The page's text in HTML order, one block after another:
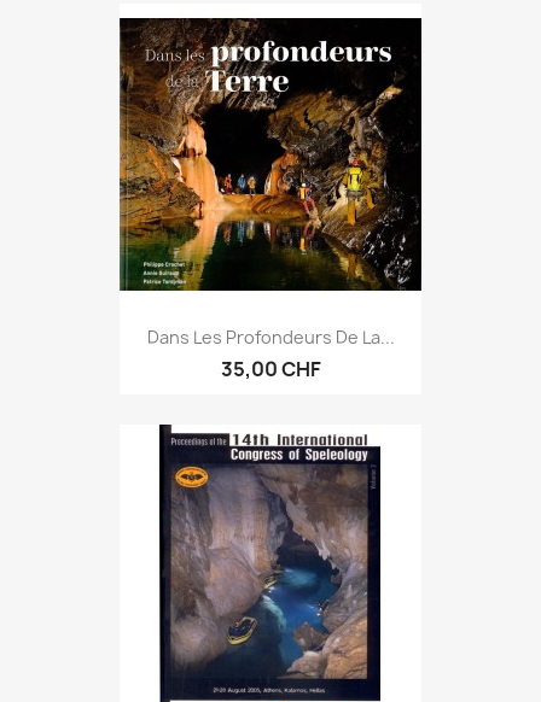
Dans Les Profondeurs De La...
35,00 CHF